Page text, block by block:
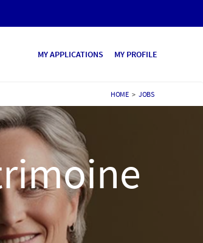
MY APPLICATIONS MY PROFILE
HOME > JOBS